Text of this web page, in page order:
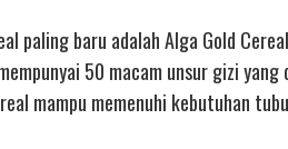
paling baru adalah Alga Gold
50 macam unsur gizi
mampu memenuhi kebutuhan